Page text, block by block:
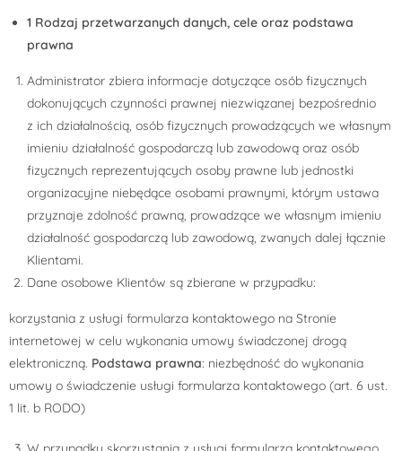
1 Rodzaj przetwarzanych danych, cele oraz podstawa
prawna
Administrator zbiera informacje dotyczące osób fizycznych
dokonujących czynności prawnej niezwiązanej bezpośrednio
z ich działalnością, osób fizycznych prowadzących we własnym
imieniu działalność gospodarczą lub zawodową oraz osób
fizycznych reprezentujących osoby prawne lub jednostki
organizacyjne niebędące osobami prawnymi, którym ustawa
przyznaje zdolność prawną, prowadzące we własnym imieniu
działalność gospodarczą lub zawodową, zwanych dalej łącznie
Klientami.
Dane osobowe Klientów są zbierane w przypadku:
korzystania z usługi formularza kontaktowego na Stronie
internetowej w celu wykonania umowy świadczonej drogą
elektroniczną. Podstawa prawna: niezbędność do wykonania
umowy o świadczenie usługi formularza kontaktowego (art. 6 ust.
1 lit. b RODO)